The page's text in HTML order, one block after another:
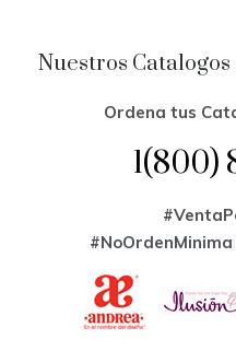
Nuestros Catalogos
Ordena tus
1(800)
#NoOrdenMinima